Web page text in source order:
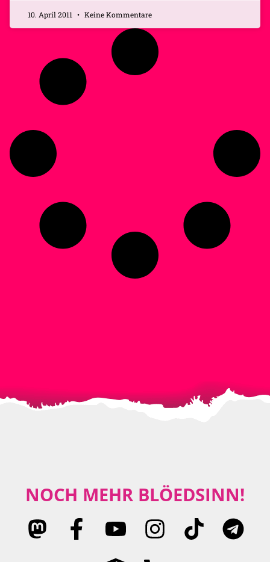
10. April 2011 Keine Kommentare
NOCH MEHR BLÖEDSINN!